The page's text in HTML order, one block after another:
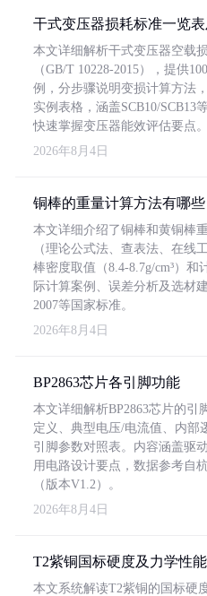
干式变压器损耗标准一览
本文详细解析干式变压器空载
（GB/T 10228-2015），提供
例，分步骤说明变损计算方法
实例表格，涵盖SCB10/SCB13
快速掌握变压器能效评估要点。
2026年8月4日
铜棒的重量计算方法有哪些
本文详细介绍了铜棒和黄铜棒
（理论公式法、查表法、在线
棒密度取值（8.4-8.7g/cm³）
际计算案例、误差分析及选材
2007等国家标准。
2026年8月4日
BP2863芯片各引脚功能
本文详细解析BP2863芯片的引
定义、典型电压/电流值、内部
引脚参数对照表。内容涵盖驱
用电路设计要点，数据参考自
（版本V1.2）。
2026年8月4日
T2紫铜国标硬度及力学性
本文系统解读T2紫铜的国标硬